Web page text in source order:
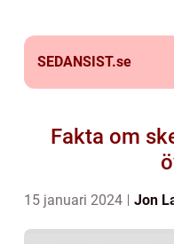
SEDANSIST.se
Fakta om
15 januari 2024 Jon